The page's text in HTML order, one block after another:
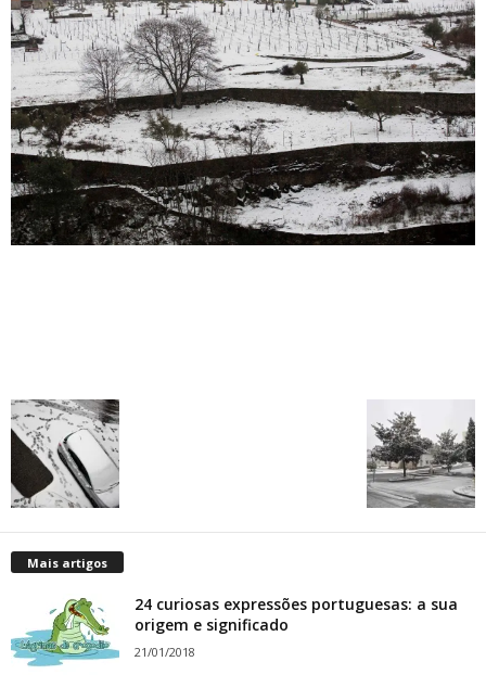
Mais artigos
24 curiosas expressões portuguesas: a sua
origem e significado
21/01/2018